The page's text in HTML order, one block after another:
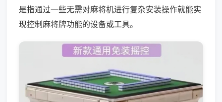
是指通过一些无需对麻将机进行复杂安装操作就能实
现控制麻将牌功能的设备或工具。